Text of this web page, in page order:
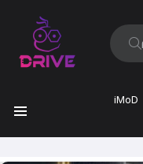
ค้นหา:
iMoD